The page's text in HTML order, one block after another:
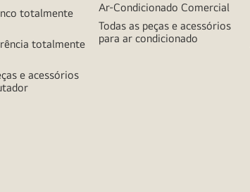
totalmente
totalmente
e acessórios
Ar-Condicionado Comercial
Todas as peças e acessórios
para ar condicionado